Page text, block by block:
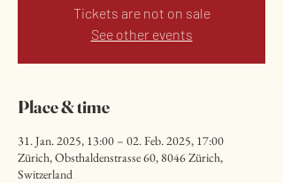
Tickets are not on sale
See other events
Place & time
31. Jan. 2025, 13:00 – 02. Feb. 2025, 17:00
Zürich, Obsthaldenstrasse 60, 8046 Zürich,
Switzerland